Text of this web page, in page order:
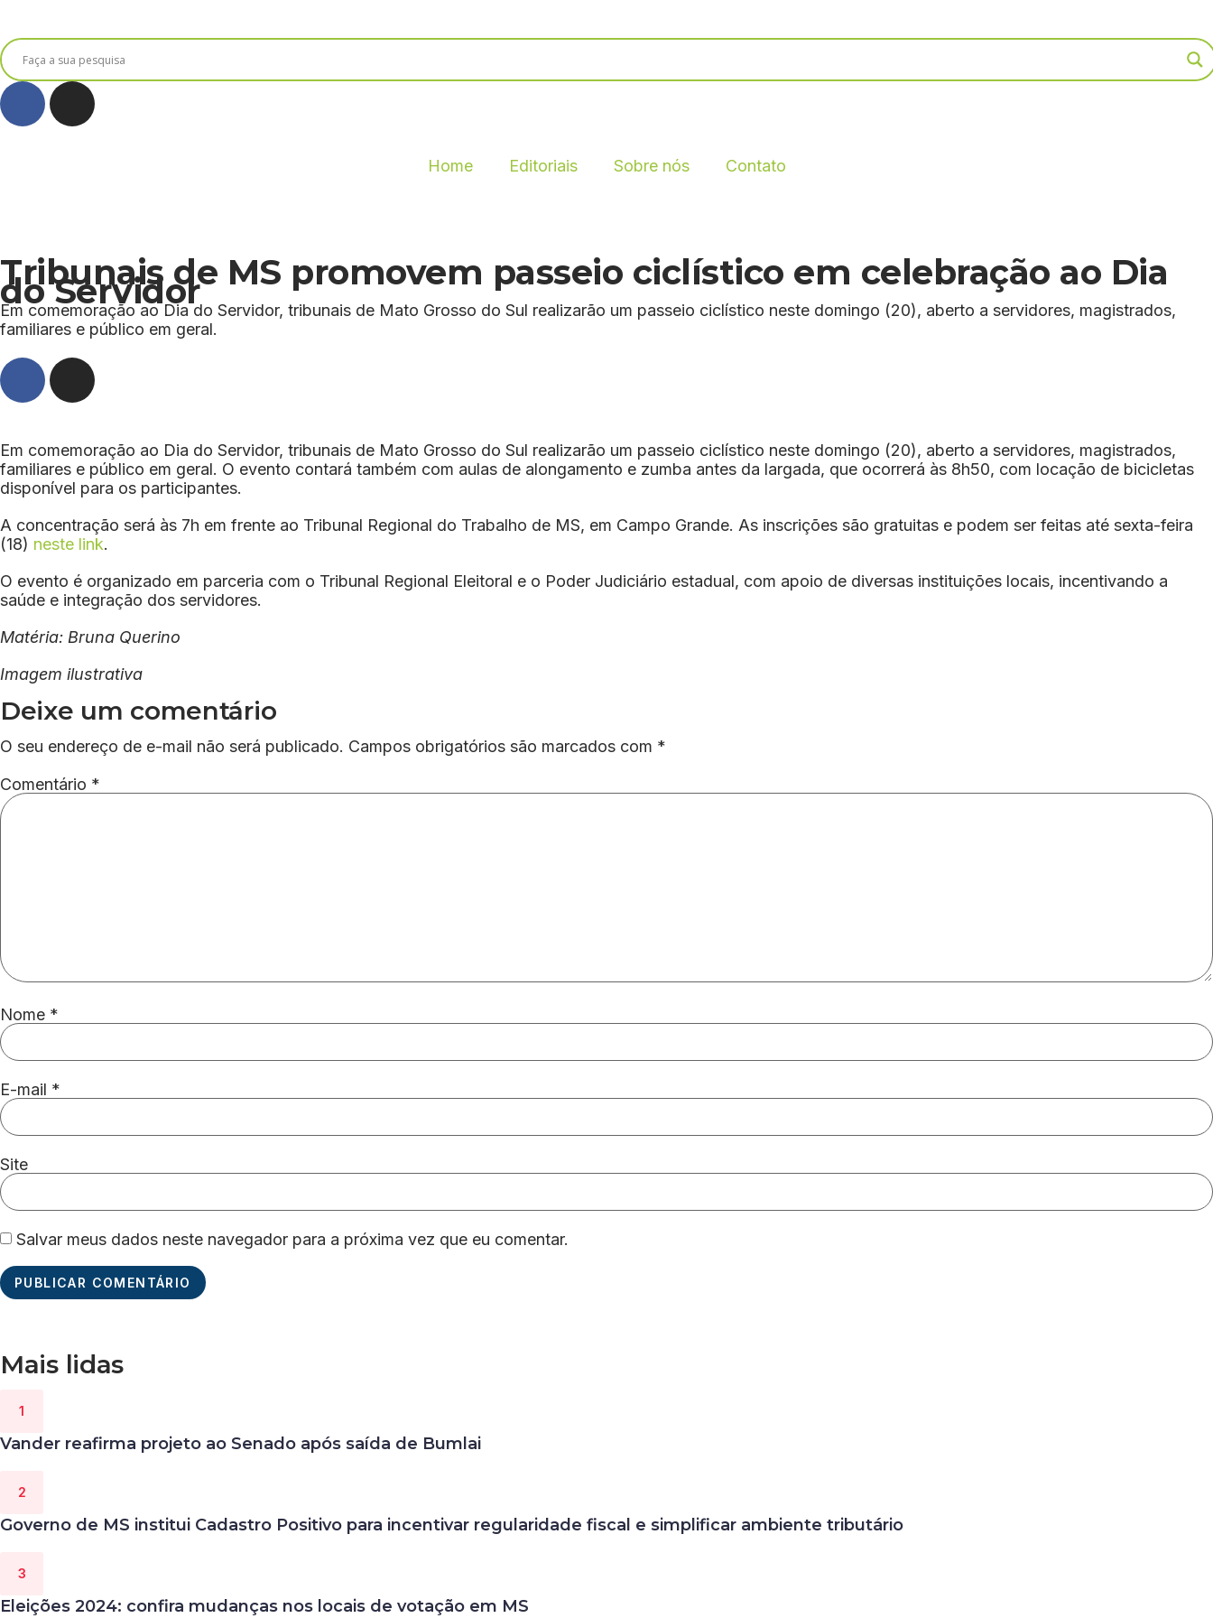
Home Editoriais Sobre nós Contato
Tribunais de MS promovem passeio ciclístico em celebração ao Dia
do Servidor
Em comemoração ao Dia do Servidor, tribunais de Mato Grosso do Sul realizarão um passeio ciclístico neste domingo (20), aberto a servidores, magistrados,
familiares e público em geral.
Em comemoração ao Dia do Servidor, tribunais de Mato Grosso do Sul realizarão um passeio ciclístico neste domingo (20), aberto a servidores, magistrados,
familiares e público em geral. O evento contará também com aulas de alongamento e zumba antes da largada, que ocorrerá às 8h50, com locação de bicicletas
disponível para os participantes.
A concentração será às 7h em frente ao Tribunal Regional do Trabalho de MS, em Campo Grande. As inscrições são gratuitas e podem ser feitas até sexta-feira
(18) neste link.
O evento é organizado em parceria com o Tribunal Regional Eleitoral e o Poder Judiciário estadual, com apoio de diversas instituições locais, incentivando a
saúde e integração dos servidores.
Matéria: Bruna Querino
Imagem ilustrativa
Deixe um comentário
O seu endereço de e-mail não será publicado. Campos obrigatórios são marcados com *
Comentário *
Nome *
E-mail *
Site
Salvar meus dados neste navegador para a próxima vez que eu comentar.
Mais lidas
Vander reafirma projeto ao Senado após saída de Bumlai
Governo de MS institui Cadastro Positivo para incentivar regularidade fiscal e simplificar ambiente tributário
Eleições 2024: confira mudanças nos locais de votação em MS